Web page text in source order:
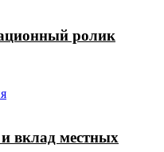
ролик
вклад местных